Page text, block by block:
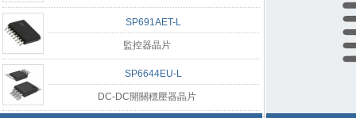
SP691AET-L
監控器晶片
SP6644EU-L
DC-DC開關穩壓器晶片